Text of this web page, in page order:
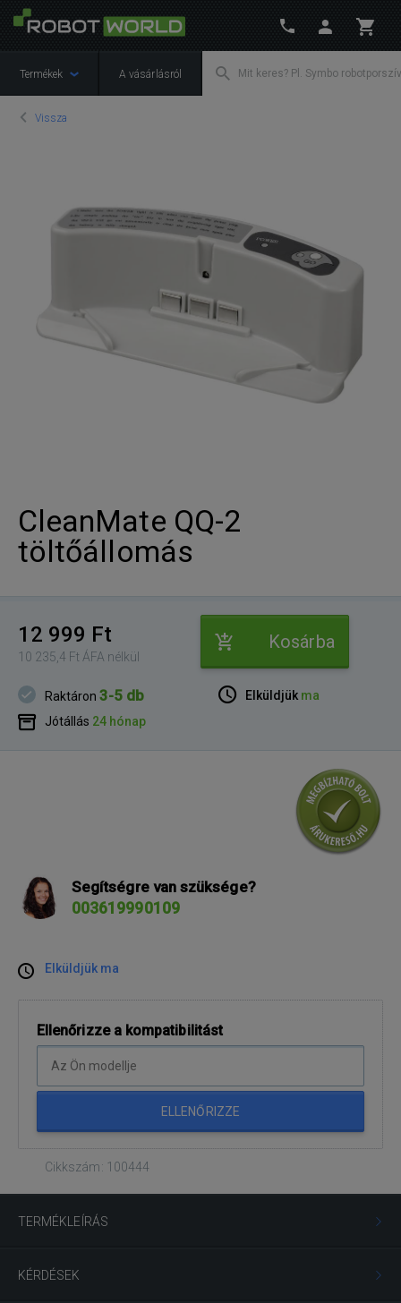
Termékek A vásárlásról
Vissza
CleanMate QQ-2
töltőállomás
12 999 Ft
10 235,4 Ft ÁFA nélkül
Kosárba
Raktáron3-5 db
Jótállás 24 hónap
Elküldjük ma
Segítségre van szüksége?
003619990109
Elküldjük ma
Ellenőrizze a kompatibilitást
ELLENŐRIZZE
Cikkszám: 100444
TERMÉKLEÍRÁS
KÉRDÉSEK